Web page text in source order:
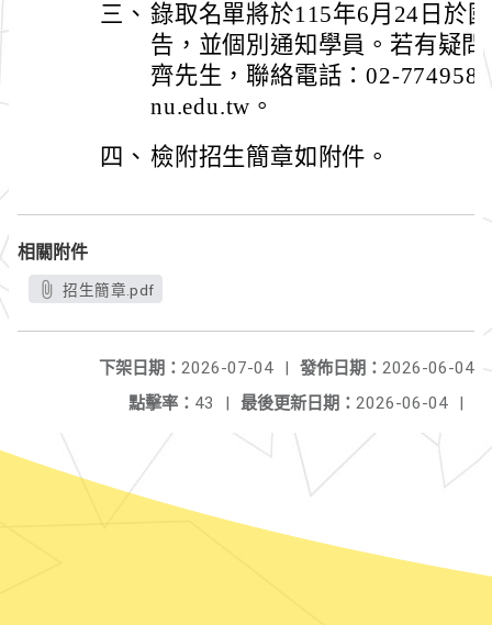
三、 錄取名單將於115年6月24日於
告，並個別通知學員。若有疑
齊先生，聯絡電話：02-
nu.edu.tw。
四、 檢附招生簡章如附件。
相關附件
招生簡章.pdf
發佈日期： 2026-06-04
下架日期： 2026-07-04
|
最後更新日期： 2026-06-04 |
點擊率： 43 |